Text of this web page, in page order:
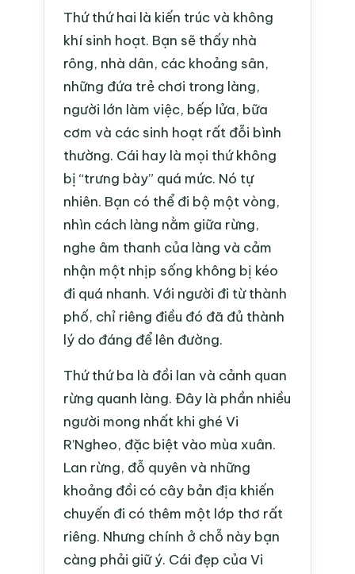
Thứ thứ hai là kiến trúc và không
khí sinh hoạt. Bạn sẽ thấy nhà
rông, nhà dân, các khoảng sân,
những đứa trẻ chơi trong làng,
người lớn làm việc, bếp lửa, bữa
cơm và các sinh hoạt rất đỗi bình
thường. Cái hay là mọi thứ không
bị “trưng bày” quá mức. Nó tự
nhiên. Bạn có thể đi bộ một vòng,
nhìn cách làng nằm giữa rừng,
nghe âm thanh của làng và cảm
nhận một nhịp sống không bị kéo
đi quá nhanh. Với người đi từ thành
phố, chỉ riêng điều đó đã đủ thành
lý do đáng để lên đường.
Thứ thứ ba là đồi lan và cảnh quan
rừng quanh làng. Đây là phần nhiều
người mong nhất khi ghé Vi
R’Ngheo, đặc biệt vào mùa xuân.
Lan rừng, đỗ quyên và những
khoảng đồi có cây bản địa khiến
chuyến đi có thêm một lớp thơ rất
riêng. Nhưng chính ở chỗ này bạn
càng phải giữ ý. Cái đẹp của Vi